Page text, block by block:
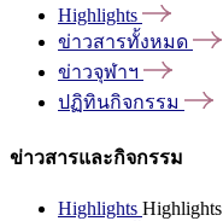
Highlights
ข่าวสารทั้งหมด
ข่าวจุฬาฯ
ปฏิทินกิจกรรม
ข่าวสารและกิจกรรม
Highlights Highlights